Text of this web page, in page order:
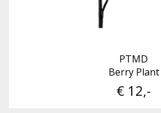
PTMD
Berry Plant
€ 12,-